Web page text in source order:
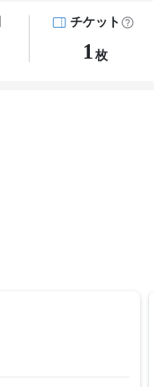
チケット
1 枚